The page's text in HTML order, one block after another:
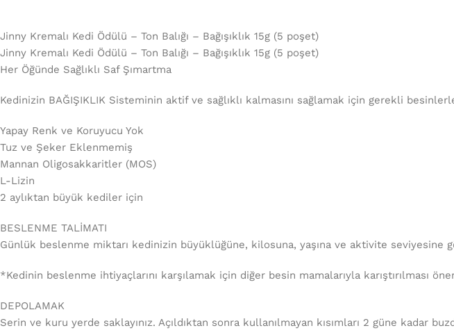
Jinny Kremalı Kedi Ödülü – Ton Balığı – Bağışıklık 15g (5 poşet)
Jinny Kremalı Kedi Ödülü – Ton Balığı – Bağışıklık 15g (5 poşet)
Her Öğünde Sağlıklı Saf Şımartma
Kedinizin BAĞIŞIKLIK Sisteminin aktif ve sağlıklı kalmasını sağlamak için gerekli
Yapay Renk ve Koruyucu Yok
Tuz ve Şeker Eklenmemiş
Mannan Oligosakkaritler (MOS)
L-Lizin
2 aylıktan büyük kediler için
BESLENME TALİMATI
Günlük beslenme miktarı kedinizin büyüklüğüne, kilosuna, yaşına ve aktivite seviyesine
*Kedinin beslenme ihtiyaçlarını karşılamak için diğer besin mamalarıyla karıştırılması
DEPOLAMAK
Serin ve kuru yerde saklayınız. Açıldıktan sonra kullanılmayan kısımları 2 güne kadar